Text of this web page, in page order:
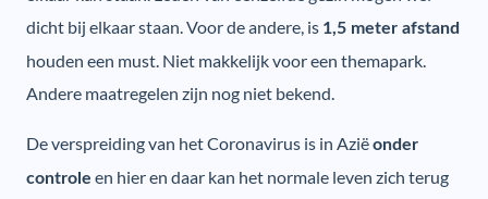
dicht bij elkaar staan. Voor de andere, is 1,5 meter afstand
houden een must. Niet makkelijk voor een themapark.
Andere maatregelen zijn nog niet bekend.
De verspreiding van het Coronavirus is in Aziëonder
controle en hier en daar kan het normale leven zich terug